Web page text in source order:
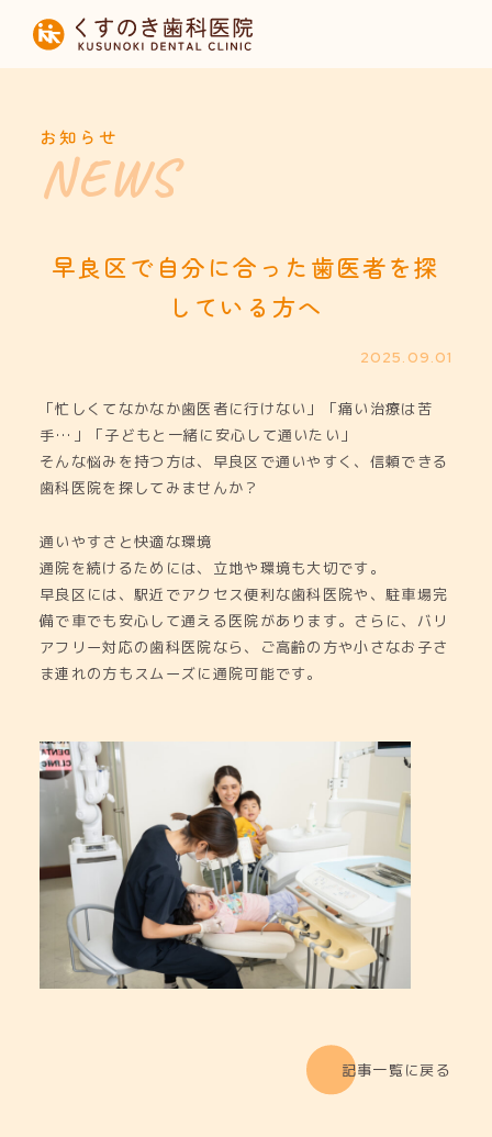
HOME
診療内容
お知らせ
早良区で自分に合った歯医者を探
している方へ
2025.09.01
「忙しくてなかなか歯医者に行けない」「痛い治療は苦
手…」「子どもと一緒に安心して通いたい」
そんな悩みを持つ方は、早良区で通いやすく、信頼できる
歯科医院を探してみませんか？
通いやすさと快適な環境
通院を続けるためには、立地や環境も大切です。
早良区には、駅近でアクセス便利な歯科医院や、駐車場完
備で車でも安心して通える医院があります。さらに、バリ
アフリー対応の歯科医院なら、ご高齢の方や小さなお子さ
ま連れの方もスムーズに通院可能です。
記事一覧に戻る